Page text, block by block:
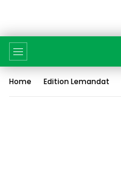
Home Edition Lemandat